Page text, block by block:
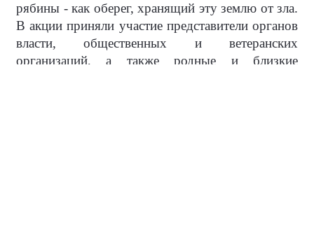
рябины - как оберег, хранящий эту землю от зла.
В акции приняли участие представители органов
власти, общественных и ветеранских
организаций, а также родные и близкие